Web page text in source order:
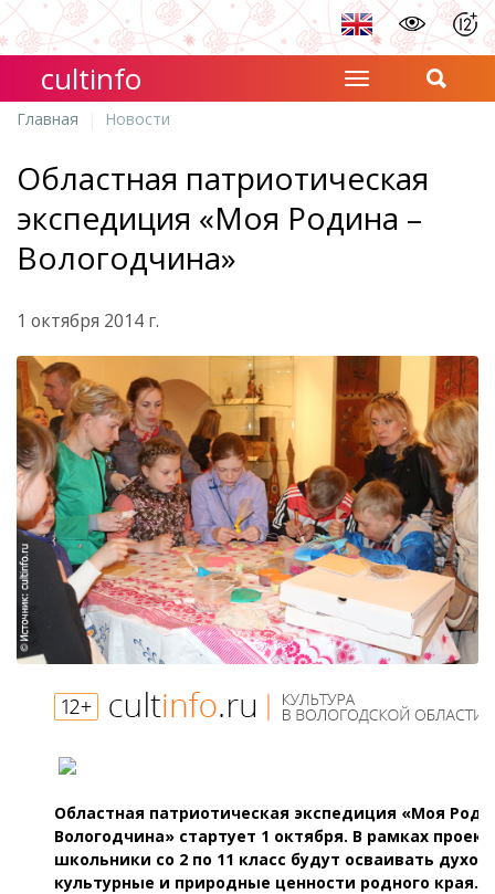
cultinfo
Главная Новости
Областная патриотическая
экспедиция «Моя Родина –
Вологодчина»
1 октября 2014 г.
Областная патриотическая экспедиция «Моя
Вологодчина» стартует 1 октября. В рамках
школьники со 2 по 11 класс будут осваивать
культурные и природные ценности родного края.